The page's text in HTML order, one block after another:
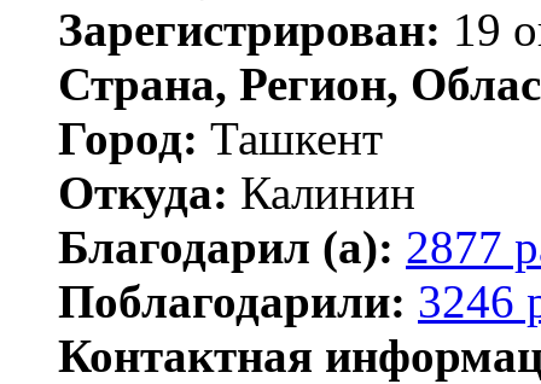
Зарегистрирован: 19
Страна, Регион,
Город: Ташкент
Откуда: Калинин
Благодарил (а): 2877
Поблагодарили: 3246
Контактная